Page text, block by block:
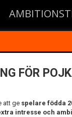
FÖR
att ge spelare födda
intresse och